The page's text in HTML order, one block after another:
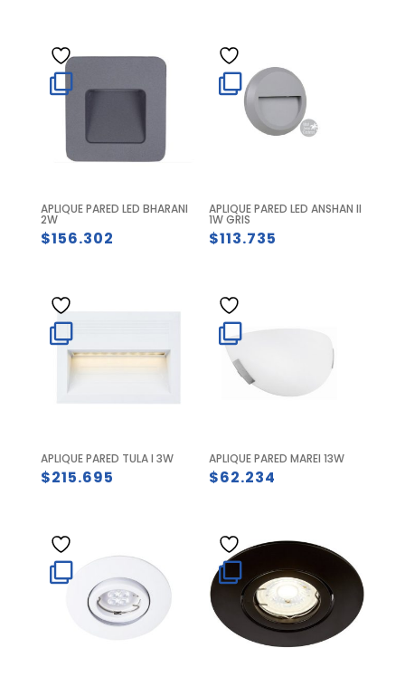
APLIQUE PARED LED BHARANI
2W
$156.302
APLIQUE PARED LED ANSHAN II
1W GRIS
$113.735
APLIQUE PARED TULA I 3W
$215.695
APLIQUE PARED MAREI 13W
$62.234